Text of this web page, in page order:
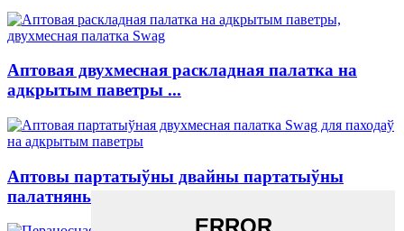
Аптовая двухмесная раскладная палатка на
адкрытым паветры ...
Аптовы партатыўны двайны партатыўны
палатняны палатно на адкрытым паветры...